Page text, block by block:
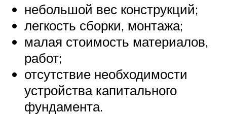
небольшой вес конструкций;
легкость сборки, монтажа;
малая стоимость материалов,
работ;
отсутствие необходимости
устройства капитального
фундамента.